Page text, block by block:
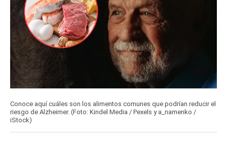
Conoce aquí cuáles son los alimentos comunes que podrían reducir el
riesgo de Alzheimer. (Foto: Kindel Media / Pexels y a_namenko /
iStock)